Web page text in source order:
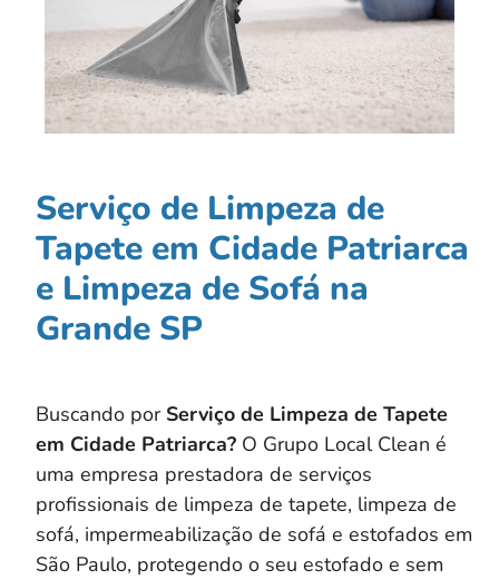
Serviço de Limpeza de
Tapete em Cidade Patriarca
e Limpeza de Sofá na
Grande SP
Buscando por Serviço de Limpeza de Tapete
em Cidade Patriarca? O Grupo Local Clean é
uma empresa prestadora de serviços
profissionais de limpeza de tapete, limpeza de
sofá, impermeabilização de sofá e estofados em
São Paulo, protegendo o seu estofado e sem